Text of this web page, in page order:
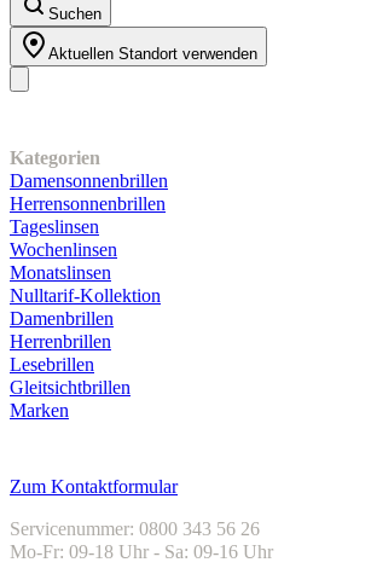
Suchen
Aktuellen Standort verwenden
Kategorien
Damensonnenbrillen
Herrensonnenbrillen
Tageslinsen
Wochenlinsen
Monatslinsen
Nulltarif-Kollektion
Damenbrillen
Herrenbrillen
Lesebrillen
Gleitsichtbrillen
Marken
Zum Kontaktformular
Servicenummer: 0800 343 56 26
Mo-Fr: 09-18 Uhr - Sa: 09-16 Uhr